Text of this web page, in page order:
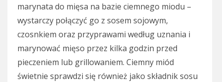
marynata do mięsa na bazie ciemnego miodu –
wystarczy połączyć go z sosem sojowym,
czosnkiem oraz przyprawami według uznania i
marynować mięso przez kilka godzin przed
pieczeniem lub grillowaniem. Ciemny miód
świetnie sprawdzi się również jako składnik sosu